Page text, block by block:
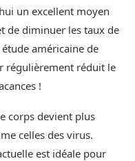
un excellent moyen
de diminuer les taux de
américaine de
régulièrement réduit le
!
corps devient plus
celles des virus.
est idéale pour